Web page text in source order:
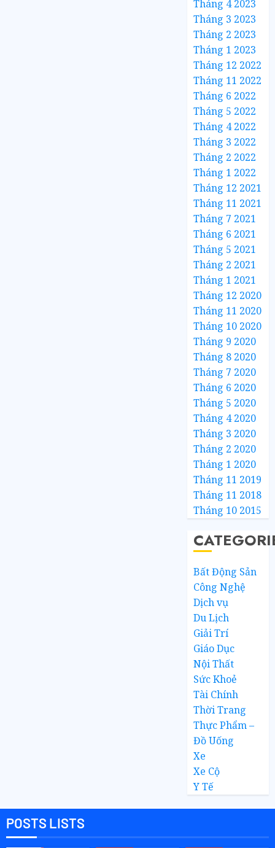
Tháng 4 2023
Tháng 3 2023
Tháng 2 2023
Tháng 1 2023
Tháng 12 2022
Tháng 11 2022
Tháng 6 2022
Tháng 5 2022
Tháng 4 2022
Tháng 3 2022
Tháng 2 2022
Tháng 1 2022
Tháng 12 2021
Tháng 11 2021
Tháng 7 2021
Tháng 6 2021
Tháng 5 2021
Tháng 2 2021
Tháng 1 2021
Tháng 12 2020
Tháng 11 2020
Tháng 10 2020
Tháng 9 2020
Tháng 8 2020
Tháng 7 2020
Tháng 6 2020
Tháng 5 2020
Tháng 4 2020
Tháng 3 2020
Tháng 2 2020
Tháng 1 2020
Tháng 11 2019
Tháng 11 2018
Tháng 10 2015
Bất Động Sản
Công Nghệ
Dịch vụ
Du Lịch
Giải Trí
Giáo Dục
Nội Thất
Sức Khoẻ
Tài Chính
Thời Trang
Thực Phẩm –
Đồ Uống
Xe
Xe Cộ
Y Tế
POSTS LISTS